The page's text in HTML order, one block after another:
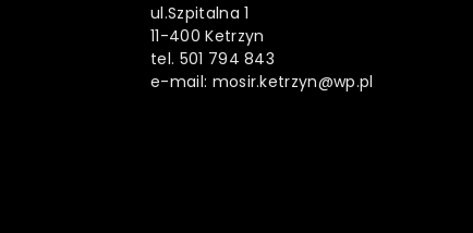
ul.Szpitalna 1
11-400 Ketrzyn
tel. 501 794 843
e-mail: mosir.ketrzyn@wp.pl